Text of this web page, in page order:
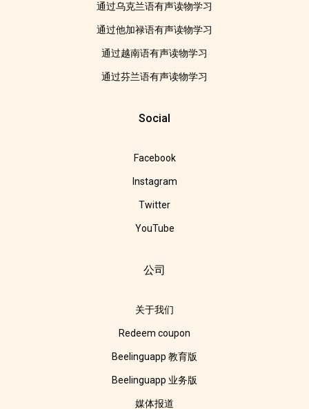
通过乌克兰语有声读物学习
通过他加禄语有声读物学习
通过越南语有声读物学习
通过芬兰语有声读物学习
Social
Facebook
Instagram
Twitter
YouTube
公司
关于我们
Redeem coupon
Beelinguapp 教育版
Beelinguapp 业务版
媒体报道